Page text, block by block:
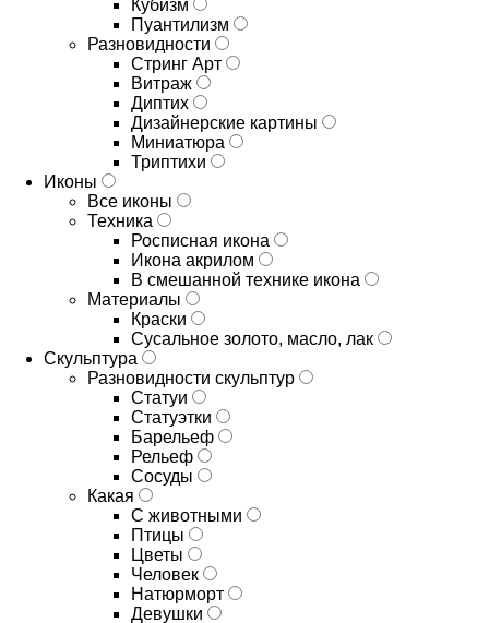
Кубизм
Пуантилизм
Разновидности
Стринг Арт
Витраж
Диптих
Дизайнерские картины
Миниатюра
Триптихи
Иконы
Все иконы
Техника
Росписная икона
Икона акрилом
В смешанной технике икона
Материалы
Краски
Сусальное золото, масло, лак
Скульптура
Разновидности скульптур
Статуи
Статуэтки
Барельеф
Рельеф
Сосуды
Какая
С животными
Птицы
Цветы
Человек
Натюрморт
Девушки